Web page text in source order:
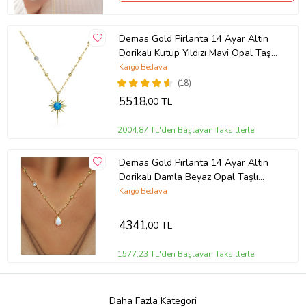
Demas Gold Pirlanta 14 Ayar Altin
Dorikalı Kutup Yıldızı Mavi Opal Taşlı
Kolye
(18)
Kargo Bedava
5518,00 TL
2004,87 TL'den Başlayan Taksitlerle
Demas Gold Pirlanta 14 Ayar Altin
Dorikalı Damla Beyaz Opal Taşlı
Kolye
Kargo Bedava
4341,00 TL
1577,23 TL'den Başlayan Taksitlerle
Daha Fazla Kategori